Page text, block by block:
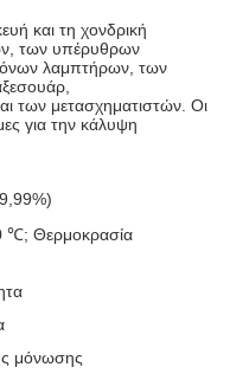
και τη χονδρική
των υπέρυθρων
λαμπτήρων, των
των μετασχηματιστών. Οι
για την κάλυψη
℃; Θερμοκρασία
μόνωσης